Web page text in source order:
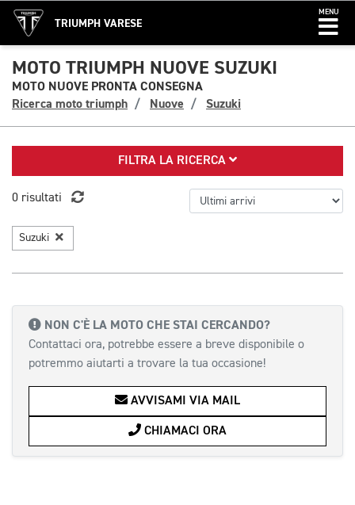
TRIUMPH VARESE
MENU
MOTO TRIUMPH NUOVE SUZUKI
MOTO NUOVE PRONTA CONSEGNA
Ricerca moto triumph
Nuove Suzuki
FILTRA LA RICERCA
0 risultati
Suzuki
NON C'È LA MOTO CHE STAI CERCANDO?
Contattaci ora, potrebbe essere a breve disponibile o
potremmo aiutarti a trovare la tua occasione!
AVVISAMI VIA MAIL
CHIAMACI ORA